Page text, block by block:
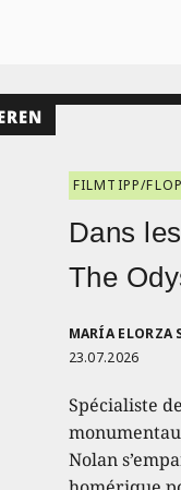
FILMTIPP/FLOP
Dans
The
MARÍA ELORZA
23.07.2026
Spécialiste
Nolan